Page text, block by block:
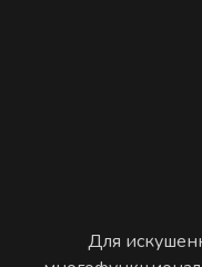
Для